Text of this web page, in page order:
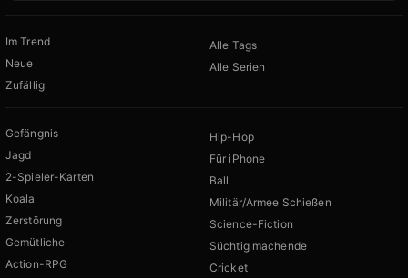
Im Trend
Neue
Zufällig
Alle Tags
Alle Serien
Gefängnis
Jagd
2-Spieler-Karten
Koala
Zerstörung
Gemütliche
Action-RPG
Hip-Hop
Für iPhone
Ball
Militär/Armee Schießen
Science-Fiction
Süchtig machende
Cricket